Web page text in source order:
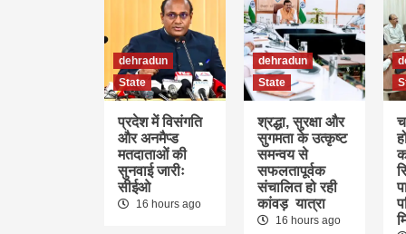
dehradun
State
प्रदेश में विसंगति
और अनमैप्ड
मतदाताओं की
सुनवाई जारीः
सीईओ
16 hours ago
dehradun
State
श्रद्धा, सुरक्षा और
सुगमता के उत्कृष्ट
समन्वय से
सफलतापूर्वक
संचालित हो रही
कांवड़ यात्रा
16 hours ago